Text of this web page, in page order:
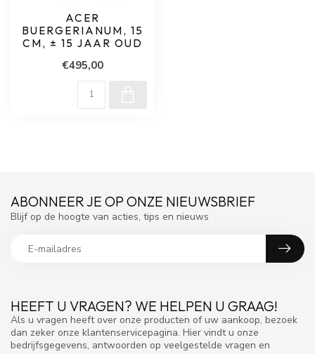
ACER
BUERGERIANUM, 15
CM, ± 15 JAAR OUD
€495,00
HEEFT U VRAGEN? WE HELPEN U GRAAG!
Als u vragen heeft over onze producten of uw aankoop, bezoek
dan zeker onze klantenservicepagina. Hier vindt u onze
bedrijfsgegevens, antwoorden op veelgestelde vragen en
ABONNEER JE OP ONZE NIEUWSBRIEF
Blijf op de hoogte van acties, tips en nieuws